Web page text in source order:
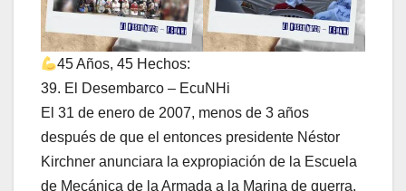
45 Años, 45 Hechos:
39. El Desembarco – EcuNHi
El 31 de enero de 2007, menos de 3 años
después de que el entonces presidente Néstor
Kirchner anunciara la expropiación de la Escuela
de Mecánica de la Armada a la Marina de guerra,